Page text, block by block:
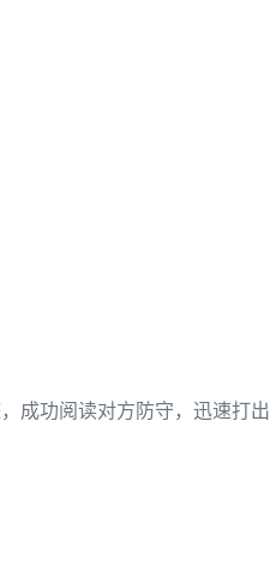
成功阅读对方防守，迅速打出